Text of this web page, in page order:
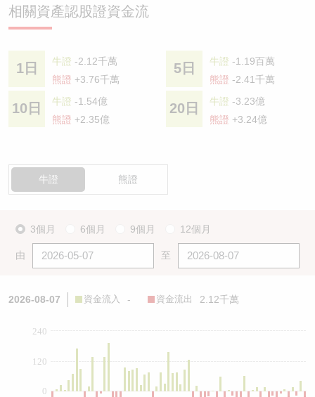
相關資產認股證資金流
1日 牛證 -2.12千萬
熊證 +3.76千萬
5日 牛證 -1.19百萬
熊證 -2.41千萬
10日 牛證 -1.54億
熊證 +2.35億
20日 牛證 -3.23億
熊證 +3.24億
牛證 熊證
3個月 6個月 9個月 12個月
由 至
2026-08-07 資金流入 - 資金流出 2.12千萬
0
120
240